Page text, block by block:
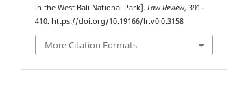
in the West Bali National Park].Law Review, 391–
410. https://doi.org/10.19166/lr.v0i0.3158
More Citation Formats